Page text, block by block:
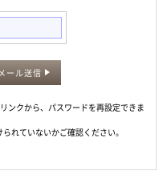
ール送信
クから、パスワードを再設定できま
れていないかご確認ください。